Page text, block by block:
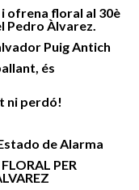
ofrena floral al 30è
Pedro Àlvarez.
Puig Antich
és
ni perdó!
de Alarma
PER